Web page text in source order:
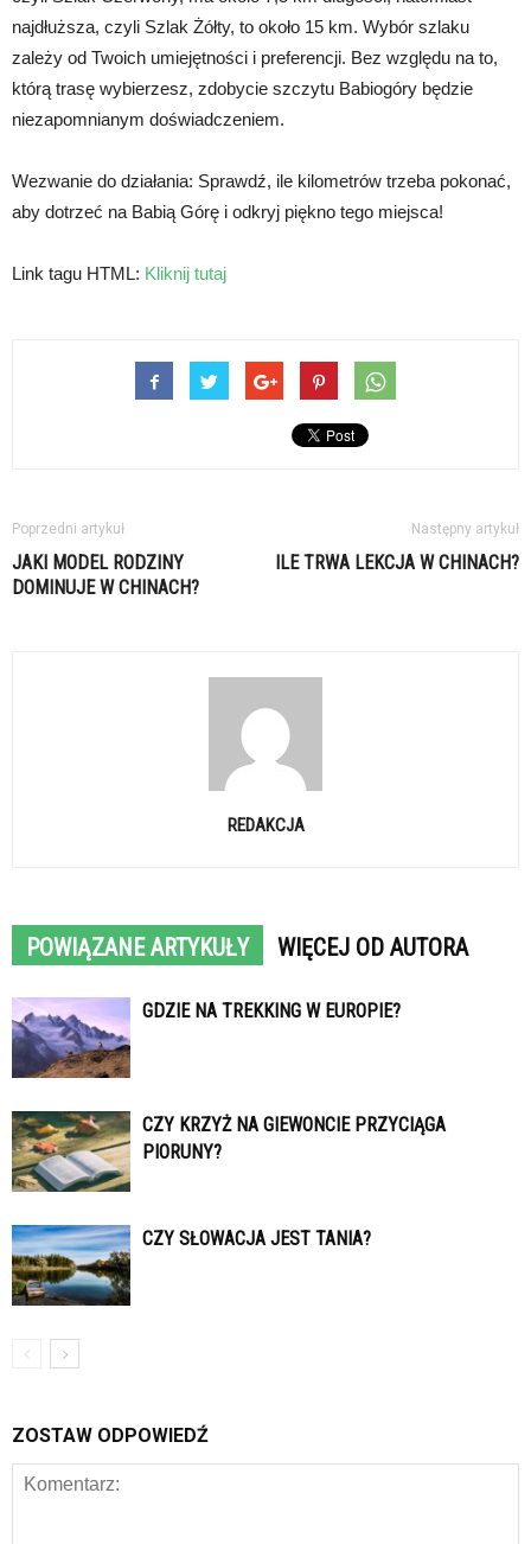
najdłuższa, czyli Szlak Żółty, to około 15 km. Wybór szlaku
zależy od Twoich umiejętności i preferencji. Bez względu na to,
którą trasę wybierzesz, zdobycie szczytu Babiogóry będzie
niezapomnianym doświadczeniem.
Wezwanie do działania: Sprawdź, ile kilometrów trzeba pokonać,
aby dotrzeć na Babią Górę i odkryj piękno tego miejsca!
Link tagu HTML: Kliknij tutaj
Poprzedni artykuł
JAKI MODEL RODZINY
DOMINUJE W CHINACH?
Następny artykuł
ILE TRWA LEKCJA W CHINACH?
REDAKCJA
POWIĄZANE ARTYKUŁY WIĘCEJ OD AUTORA
GDZIE NA TREKKING W EUROPIE?
CZY KRZYŻ NA GIEWONCIE PRZYCIĄGA
PIORUNY?
CZY SŁOWACJA JEST TANIA?
ZOSTAW ODPOWIEDŹ